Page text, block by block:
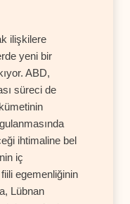
ilişkilere
yeni bir
ABD,
süreci de
ihtimaline bel
iç
egemenliğinin
Lübnan